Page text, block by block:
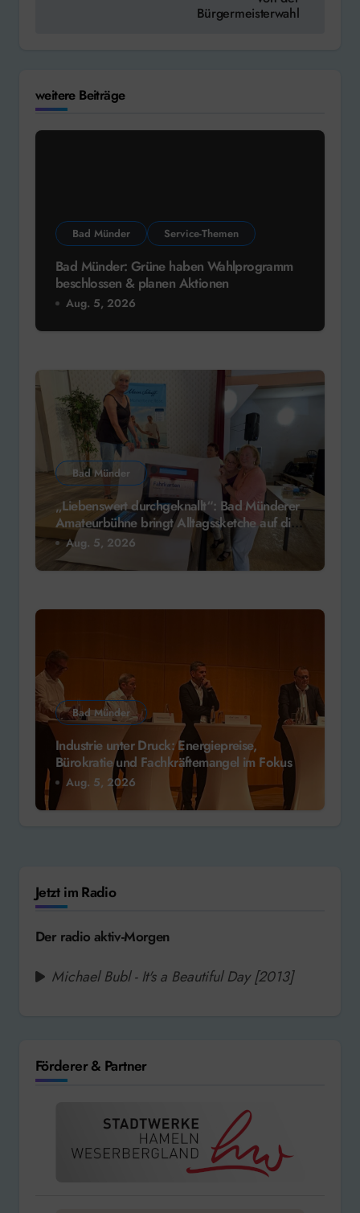
Bürgermeisterwahl
weitere Beiträge
Bad Münder Service-Themen
Bad Münder: Grüne haben Wahlprogramm
beschlossen & planen Aktionen
Aug. 5, 2026
Bad Münder
„Liebenswert durchgeknallt“: Bad Münderer
Amateurbühne bringt Alltagssketche auf die
Bühne
Aug. 5, 2026
Bad Münder
Industrie unter Druck: Energiepreise,
Bürokratie und Fachkräftemangel im Fokus
Aug. 5, 2026
Jetzt im Radio
Der radio aktiv-Morgen
Michael Bubl - It's a Beautiful Day [2013]
Förderer & Partner